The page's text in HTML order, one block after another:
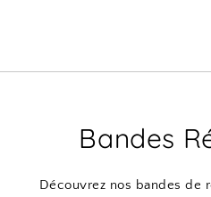
Bandes
Découvrez nos bandes de